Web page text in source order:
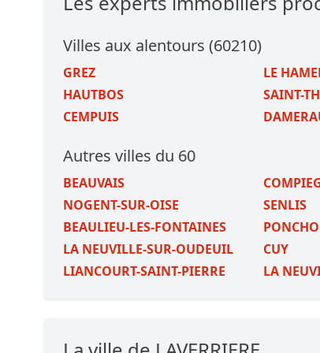
Villes aux alentours (60210)
GREZ LE
HAUTBOS
SAINT-
CEMPUIS
Autres villes du 60
BEAUVAIS
NOGENT-SUR-OISE
SENLIS
BEAULIEU-LES-FONTAINES
LA NEUVILLE-SUR-OUDEUIL
CUY
LIANCOURT-SAINT-PIERRE
LA